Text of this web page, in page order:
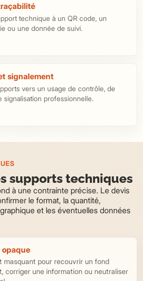
technique à un QR code, un
ou une donnée de suivi.
signalement
vers un usage de contrôle, de
signalisation professionnelle.
supports techniques
à une contrainte précise. Le devis
le format, la quantité,
et les éventuelles données
masquant pour recouvrir un fond
corriger une information ou neutraliser